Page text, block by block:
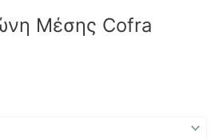
Μέσης Cofra